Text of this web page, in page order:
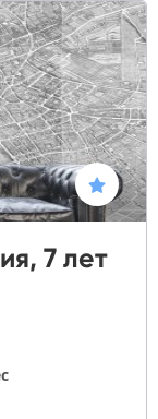
7 лет